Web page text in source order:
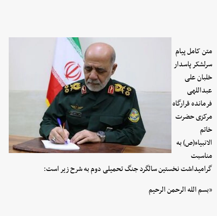
متن کامل پیام
سرلشکر پاسدار
خلبان علی
عبداللهی
فرمانده قرارگاه
مرکزی حضرت
خاتم
الانبیاء(ص) به
مناسبت
گرامیداشت نخستین سالگرد جنگ تحمیلی دوم به شرح زیر است:
«بسم الله الرحمن الرحیم